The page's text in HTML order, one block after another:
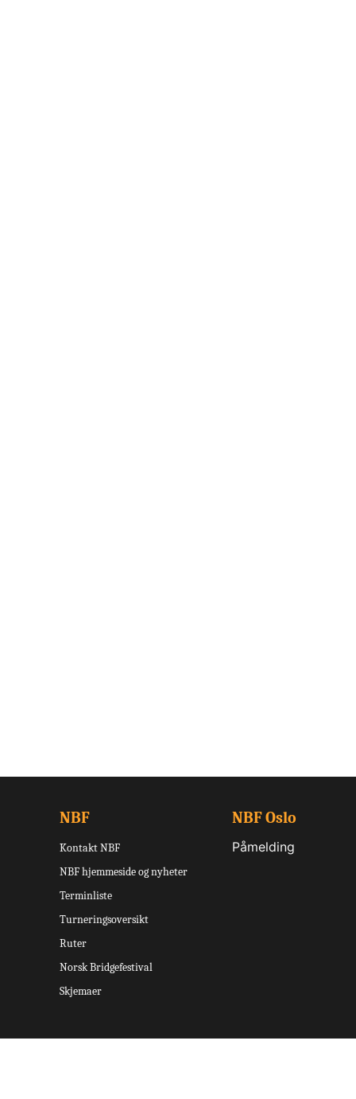
NBF
Kontakt NBF
NBF hjemmeside og nyheter
Terminliste
Turneringsoversikt
Ruter
Norsk Bridgefestival
Skjemaer
NBF Oslo
Påmelding